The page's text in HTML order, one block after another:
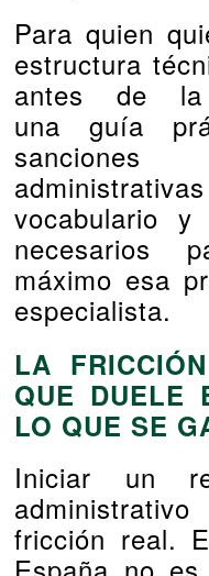
Para quien
estructura
antes de la
unaguía
sanciones
administrativas
vocabulario
necesarios
máximo esa
especialista.
LA
QUE DUELE
LO QUE SE
Iniciar un
fricción real.